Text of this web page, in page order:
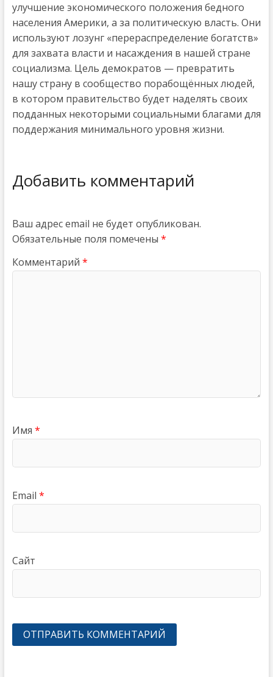
улучшение экономического положения бедного
населения Америки, а за политическую власть. Они
используют лозунг «перераспределение богатств»
для захвата власти и насаждения в нашей стране
социализма. Цель демократов — превратить
нашу страну в сообщество порабощённых людей,
в котором правительство будет наделять своих
подданных некоторыми социальными благами для
поддержания минимального уровня жизни.
Добавить комментарий
Ваш адрес email не будет опубликован.
Обязательные поля помечены *
Комментарий *
Имя *
Email *
Сайт